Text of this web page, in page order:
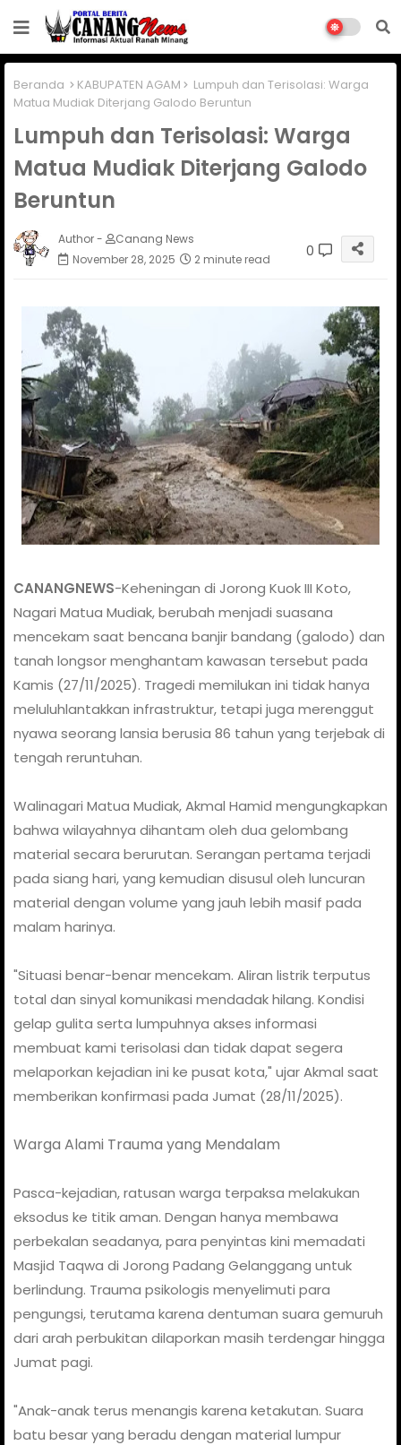
Beranda KABUPATEN AGAM
Lumpuh dan Terisolasi: Warga
Matua Mudiak Diterjang Galodo Beruntun
Lumpuh dan Terisolasi: Warga
Matua Mudiak Diterjang Galodo
Beruntun
Author -
Canang News
November 28, 2025
2 minute read 0
CANANGNEWS-Keheningan di Jorong Kuok III Koto,
Nagari Matua Mudiak, berubah menjadi suasana
mencekam saat bencana banjir bandang (galodo) dan
tanah longsor menghantam kawasan tersebut pada
Kamis (27/11/2025). Tragedi memilukan ini tidak hanya
meluluhlantakkan infrastruktur, tetapi juga merenggut
nyawa seorang lansia berusia 86 tahun yang terjebak di
tengah reruntuhan.
Walinagari Matua Mudiak, Akmal Hamid mengungkapkan
bahwa wilayahnya dihantam oleh dua gelombang
material secara berurutan. Serangan pertama terjadi
pada siang hari, yang kemudian disusul oleh luncuran
material dengan volume yang jauh lebih masif pada
malam harinya.
"Situasi benar-benar mencekam. Aliran listrik terputus
total dan sinyal komunikasi mendadak hilang. Kondisi
gelap gulita serta lumpuhnya akses informasi
membuat kami terisolasi dan tidak dapat segera
melaporkan kejadian ini ke pusat kota," ujar Akmal saat
memberikan konfirmasi pada Jumat (28/11/2025).
Warga Alami Trauma yang Mendalam
Pasca-kejadian, ratusan warga terpaksa melakukan
eksodus ke titik aman. Dengan hanya membawa
perbekalan seadanya, para penyintas kini memadati
Masjid Taqwa di Jorong Padang Gelanggang untuk
berlindung. Trauma psikologis menyelimuti para
pengungsi, terutama karena dentuman suara gemuruh
dari arah perbukitan dilaporkan masih terdengar hingga
Jumat pagi.
"Anak-anak terus menangis karena ketakutan. Suara
batu besar yang beradu dengan material lumpur